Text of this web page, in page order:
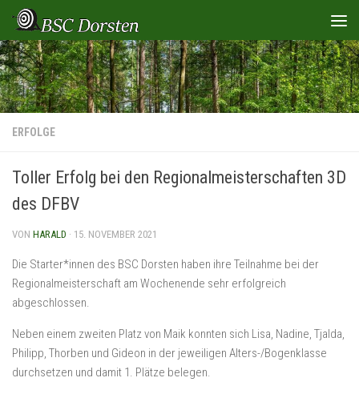
Zum Inhalt springen
ERFOLGE
Toller Erfolg bei den Regionalmeisterschaften 3D
des DFBV
VON HARALD · 15. NOVEMBER 2021
Die Starter*innen des BSC Dorsten haben ihre Teilnahme bei der
Regionalmeisterschaft am Wochenende sehr erfolgreich
abgeschlossen.
Neben einem zweiten Platz von Maik konnten sich Lisa, Nadine, Tjalda,
Philipp, Thorben und Gideon in der jeweiligen Alters-/Bogenklasse
durchsetzen und damit 1. Plätze belegen.